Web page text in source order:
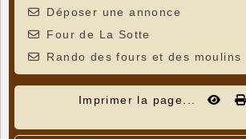
Déposer une annonce
Four de La Sotte
Rando des fours et des moulins
Imprimer la page...